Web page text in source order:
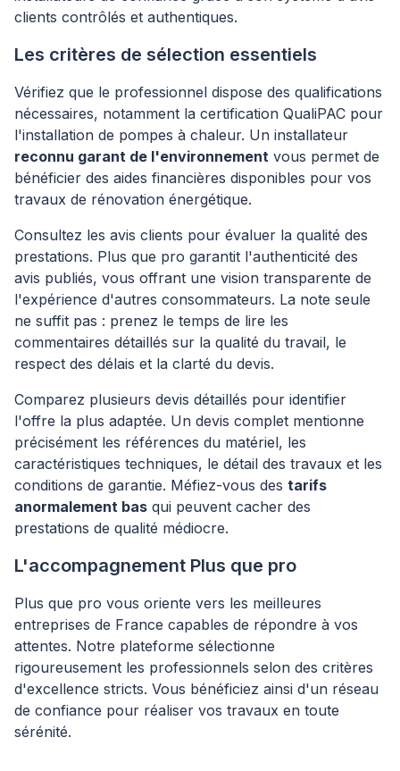
clients contrôlés et authentiques.
Les critères de sélection essentiels
Vérifiez que le professionnel dispose des qualifications
nécessaires, notamment la certification QualiPAC pour
l'installation de pompes à chaleur. Un installateur
reconnu garant de l'environnement vous permet de
bénéficier des aides financières disponibles pour vos
travaux de rénovation énergétique.
Consultez les avis clients pour évaluer la qualité des
prestations. Plus que pro garantit l'authenticité des
avis publiés, vous offrant une vision transparente de
l'expérience d'autres consommateurs. La note seule
ne suffit pas : prenez le temps de lire les
commentaires détaillés sur la qualité du travail, le
respect des délais et la clarté du devis.
Comparez plusieurs devis détaillés pour identifier
l'offre la plus adaptée. Un devis complet mentionne
précisément les références du matériel, les
caractéristiques techniques, le détail des travaux et les
conditions de garantie. Méfiez-vous des tarifs
anormalement bas qui peuvent cacher des
prestations de qualité médiocre.
L'accompagnement Plus que pro
Plus que pro vous oriente vers les meilleures
entreprises de France capables de répondre à vos
attentes. Notre plateforme sélectionne
rigoureusement les professionnels selon des critères
d'excellence stricts. Vous bénéficiez ainsi d'un réseau
de confiance pour réaliser vos travaux en toute
sérénité.